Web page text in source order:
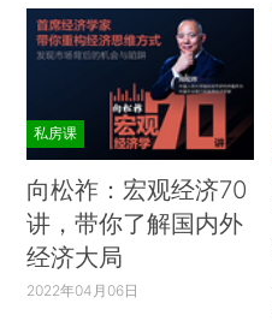
私房课
向松祚：宏观经济70
讲，带你了解国内外
经济大局
2022年04月06日